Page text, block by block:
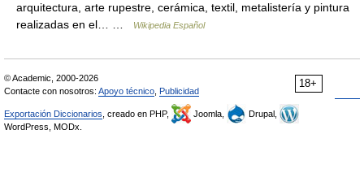
arquitectura, arte rupestre, cerámica, textil, metalistería y pintura
realizadas en el… …
Wikipedia Español
18+
© Academic, 2000-2026
Contacte con nosotros: Apoyo técnico Publicidad
Exportación Diccionarios , creado en PHP, Joomla,
Drupal,
WordPress, MODx.